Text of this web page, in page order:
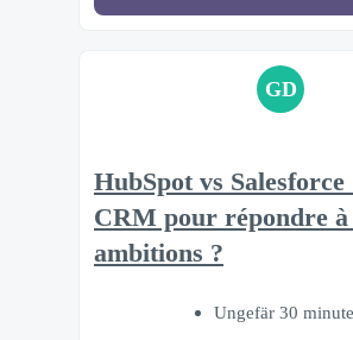
GD
HubSpot vs Salesforce
CRM pour répondre à
ambitions ?
Ungefär 30